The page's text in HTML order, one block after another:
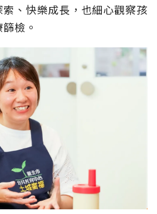
、快樂成長，也細心觀察孩
檢。